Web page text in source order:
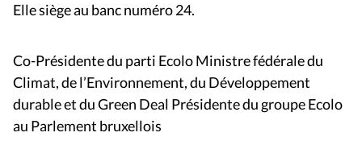
Elle siège au banc numéro 24.
Co-Présidente du parti Ecolo Ministre fédérale du
Climat, de l’Environnement, du Développement
durable et du Green Deal Présidente du groupe Ecolo
au Parlement bruxellois